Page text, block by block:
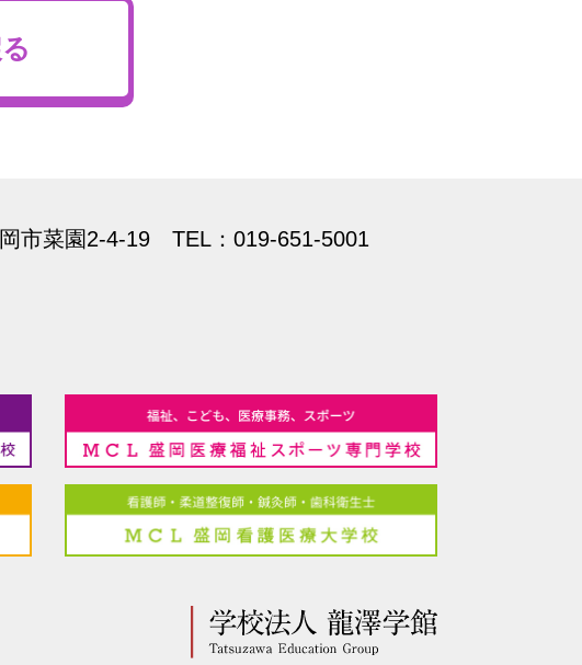
市菜園2-4-19 TEL：019-651-5001